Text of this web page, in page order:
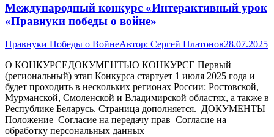
Международный конкурс «Интерактивный урок
«Правнуки победы о войне»
Правнуки Победы о ВойнеАвтор: Сергей Платонов28.07.2025
О КОНКУРСЕДОКУМЕНТЫО КОНКУРСЕ Первый
(региональный) этап Конкурса стартует 1 июля 2025 года и
будет проходить в нескольких регионах России: Ростовской,
Мурманской, Смоленской и Владимирской областях, а также в
Республике Беларусь. Страница дополняется. ДОКУМЕНТЫ
Положение Согласие на передачу прав Согласие на
обработку персональных данных